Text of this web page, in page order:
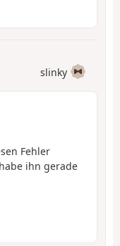
slinky
Fehler
ihn gerade